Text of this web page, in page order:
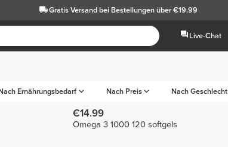
Gratis Versandbei Bestellungen über €19.99
Live-Chat
Ernährungsbedarf Nach Preis Nach Geschlecht
€14.99
Omega 3 1000 120 softgels